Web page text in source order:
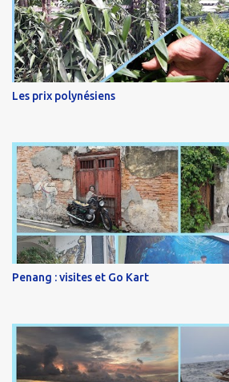
Les prix polynésiens
Penang : visites et Go Kart